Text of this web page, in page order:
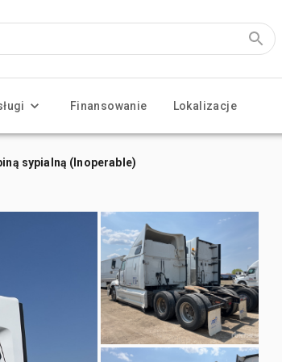
Finansowanie Lokalizacje
sypialną (Inoperable)